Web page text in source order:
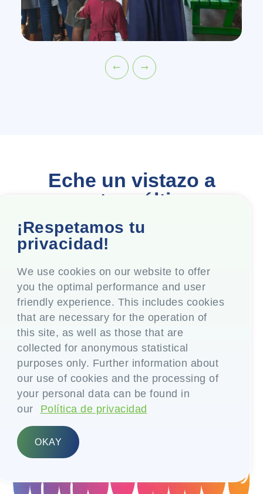
¡Respetamos tu
privacidad!
We use cookies on our website to offer
you the optimal performance and user
friendly experience. This includes cookies
that are necessary for the operation of
this site, as well as those that are
collected for anonymous statistical
purposes only. Further information about
our use of cookies and the processing of
your personal data can be found in
our
Política de privacidad
OKAY
Eche un vistazo a
nuestras últimas
novedades en RSE
iniciativas en nuestras